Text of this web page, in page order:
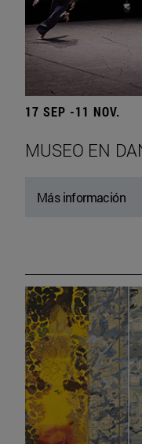
17 SEP -11 NOV.
MUSEO EN
Más información